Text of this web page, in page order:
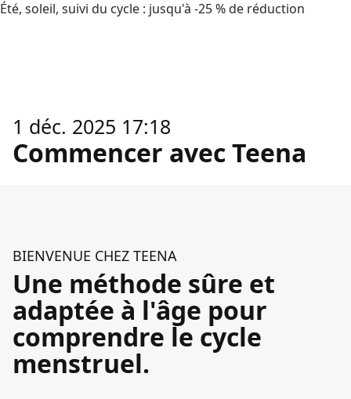
Été, soleil, suivi du cycle : jusqu'à -25 % de réduction
1 déc. 2025 17:18
Commencer avec Teena
BIENVENUE CHEZ TEENA
Une méthode sûre et
adaptée à l'âge pour
comprendre le cycle
menstruel.